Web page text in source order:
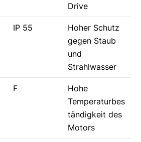
Drive
IP 55
Hoher Schutz
gegen Staub
und
Strahlwasser
F
Hohe
Temperaturbes
tändigkeit des
Motors